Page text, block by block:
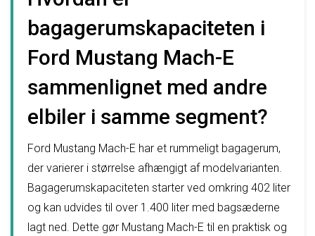
bagagerumskapaciteten i
Ford Mustang Mach-E
sammenlignet med andre
elbiler i samme segment?
Ford Mustang Mach-E har et rummeligt bagagerum,
der varierer i størrelse afhængigt af modelvarianten.
Bagagerumskapaciteten starter ved omkring 402 liter
og kan udvides til over 1.400 liter med bagsæderne
lagt ned. Dette gør Mustang Mach-E til en praktisk og